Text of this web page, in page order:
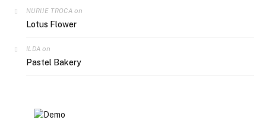
NURIJE TROCAon
Lotus Flower
ILDA on
Pastel Bakery